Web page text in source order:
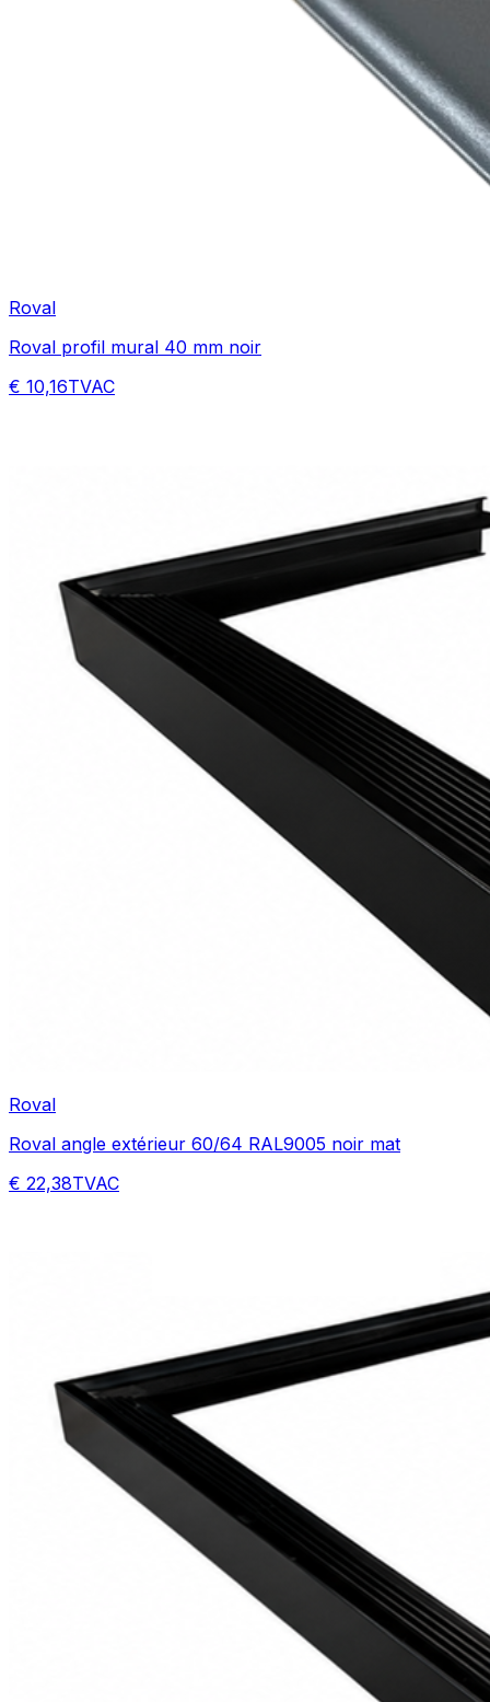
Roval
Roval profil mural 40 mm noir
€ 10,16TVAC
Roval
Roval angle extérieur 60/64 RAL9005 noir mat
€ 22,38TVAC